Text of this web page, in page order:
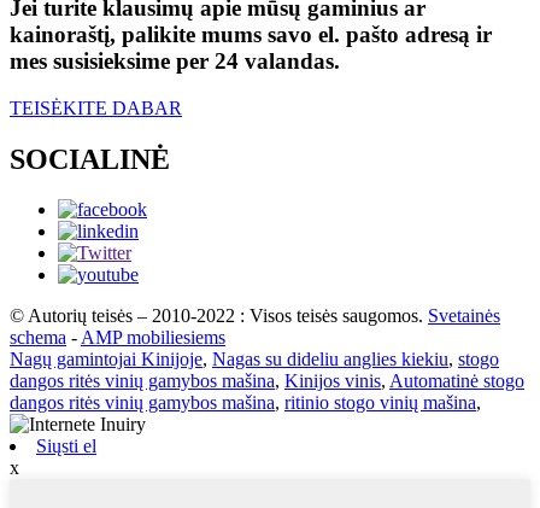
Jei turite klausimų apie mūsų gaminius ar
kainoraštį, palikite mums savo el. pašto adresą ir
mes susisieksime per 24 valandas.
TEISĖKITE DABAR
SOCIALINĖ
© Autorių teisės – 2010-2022 : Visos teisės saugomos. Svetainės
schema -AMP mobiliesiems
Nagų gamintojai Kinijoje, Nagas su dideliu anglies kiekiu, stogo
dangos ritės vinių gamybos mašina, Kinijos vinis, Automatinė stogo
dangos ritės vinių gamybos mašina, ritinio stogo vinių mašina,
Siųsti el
x